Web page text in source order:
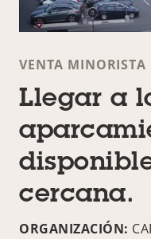
VENTA MINORISTA
Llegar a
cercana.
ORGANIZACIÓN: